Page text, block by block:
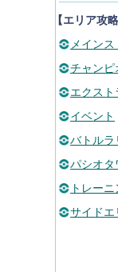
【エリア攻略
メイン
チャンピ
エクスト
イベント
バトルラ
パシオタ
トレー
サイドエ